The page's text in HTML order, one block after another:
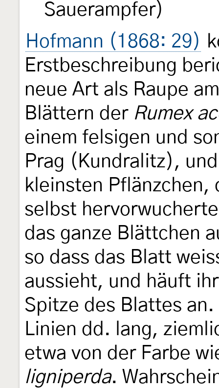
Sauerampfer)
Hofmann (1868: 29)
Erstbeschreibung
neue Art als Raupe
Blättern der Rumex
einem felsigen und
Prag (Kundralitz),
kleinsten Pflänzchen,
selbst
das ganze Blättchen
so dass das Blatt
aussieht, und häuft
Spitze des Blattes
Linien dd. lang,
etwa von der Farbe
ligniperda.